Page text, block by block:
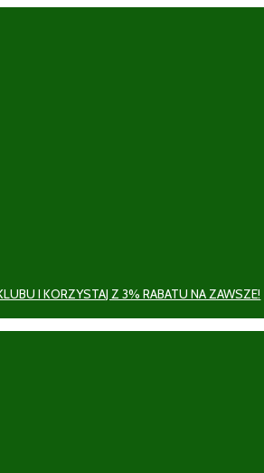
I KORZYSTAJ Z 3% RABATU NA ZAWSZE!